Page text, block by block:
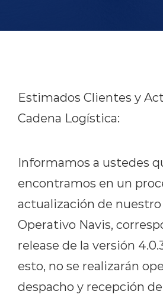
Estimados Clientes y
Cadena Logística:
Informamos a ustedes
encontramos en un
actualización de
Operativo Navis,
release de la versión
esto, no se realizarán
despacho y recepción